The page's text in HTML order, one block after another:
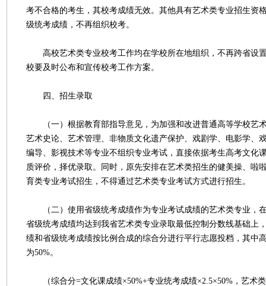
考不合格的考生，其校考成绩无效。其他具有艺术类专业招生资
级统考成绩，不再组织校考。
高校艺术类专业校考工作均在学校所在地组织，不再跨省设
校要及时公布和宣传校考工作方案。
四、招生录取
（一）根据教育部指导意见，为加强和改进普通高等学校艺
艺术史论、艺术管理、非物质文化遗产保护、戏剧学、电影学、
编导、影视技术等专业不组织专业考试，直接依据考生高考文化
质评价，择优录取。同时，原先安排在艺术类招生的健美操、啦
育类专业考试招生，不得通过艺术类专业考试方式进行招生。
（二）使用省级统考成绩作为专业考试成绩的艺术类专业，
省级统考成绩均达到我省艺术类专业录取最低控制分数线基础上
绩和省级统考成绩按比例合成的综合分进行平行志愿投档，其中
为50%。
（综合分=文化课成绩×50%+专业统考成绩×2.5×50%，艺术类